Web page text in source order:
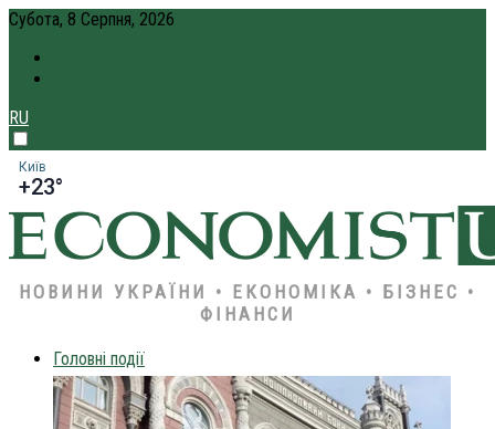
Субота, 8 Серпня, 2026
RU
Київ
+23°
НОВИНИ УКРАЇНИ • ЕКОНОМІКА • БІЗНЕС •
ФІНАНСИ
Головні події